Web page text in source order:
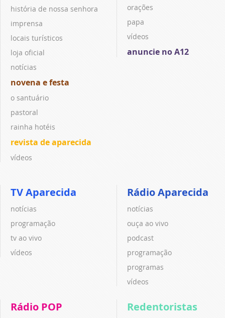
história de nossa senhora
imprensa
locais turísticos
loja oficial
notícias
novena e festa
o santuário
pastoral
rainha hotéis
revista de aparecida
vídeos
orações
papa
vídeos
anuncie no A12
TV Aparecida
notícias
programação
tv ao vivo
vídeos
Rádio Aparecida
notícias
ouça ao vivo
podcast
programação
programas
vídeos
Rádio POP Redentoristas